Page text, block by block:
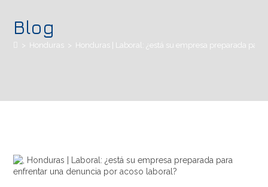
Blog
> Honduras > Honduras | Laboral: ¿está su empresa preparada